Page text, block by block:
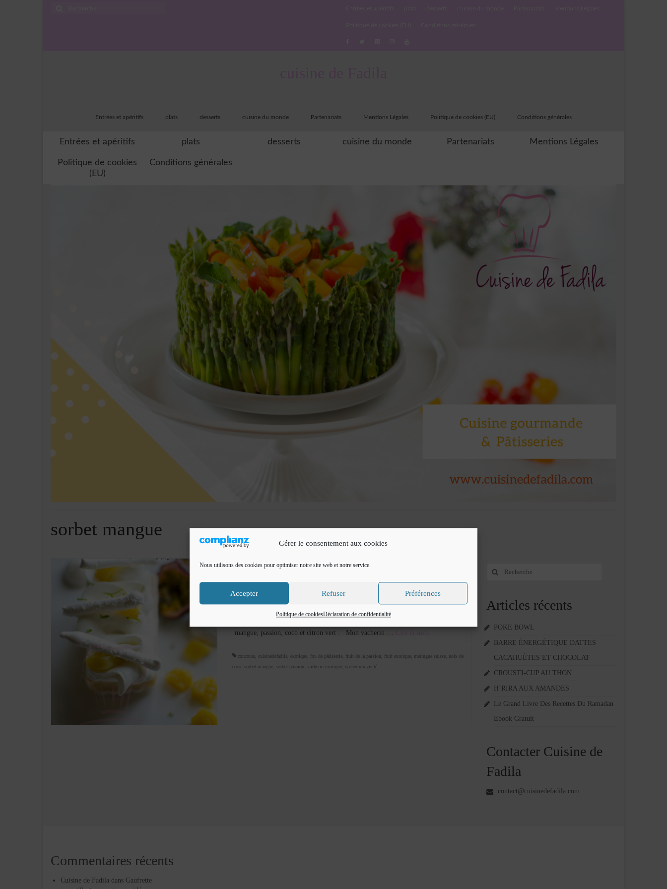
Gérer le consentement aux cookies
Nous utilisons des cookies pour optimiser notre site web et notre service.
Accepter Refuser Préférences
Politique de cookiesDéclaration de confidentialité
Entrées et apéritifs plats desserts cuisine du monde Partenariats Mentions Légales Politique de cookies (EU) Conditions générales
Entrées et apéritifs plats desserts cuisine du monde Partenariats Mentions Légales
Politique de cookies
(EU)
Conditions générales
sorbet mangue
JUIN 2014
Vacherin glacé exotique
parCuisine de Fadila
Bonjour Après le vacherin bonbon framboise vanille ici , voici une
mangue, passion, coco et citron vert . Mon vacherin …
concours, cuisinedefadila, exotique, fou de pâtisserie, fruit de la passion, fruit exotique, meringue suisse, noix de
coco , sorbet mangue, sorbet passion, vacherin exotique, vacherin revisité
Rechercher
Articles récents
POKE BOWL
BARRE ÉNERGÉTIQUE DATTES
CACAHUÈTES ET CHOCOLAT
CROUSTI-CUP AU THON
H’RIRA AUX AMANDES
Le Grand Livre Des Recettes Du Ramadan
Ebook Gratuit
Contacter Cuisine de
Fadila
contact@cuisinedefadila.com
Commentaires récents
Cuisine de Fadila dans Gaufrette